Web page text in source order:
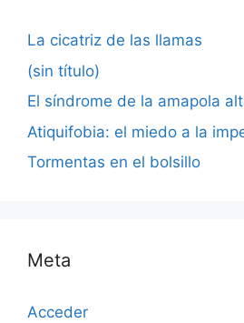
La cicatriz de las llamas
(sin título)
El síndrome de la amapola
Atiquifobia: el miedo a la
Tormentas en el bolsillo
Meta
Acceder